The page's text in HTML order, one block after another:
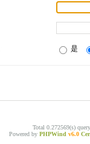
是
Total 0.272569(s)
Powered by PHPWind v6.0